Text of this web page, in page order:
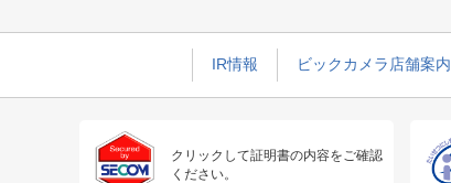
IR情報 ビックカメラ店舗案内
クリックして証明書の内容をご確認
ください。